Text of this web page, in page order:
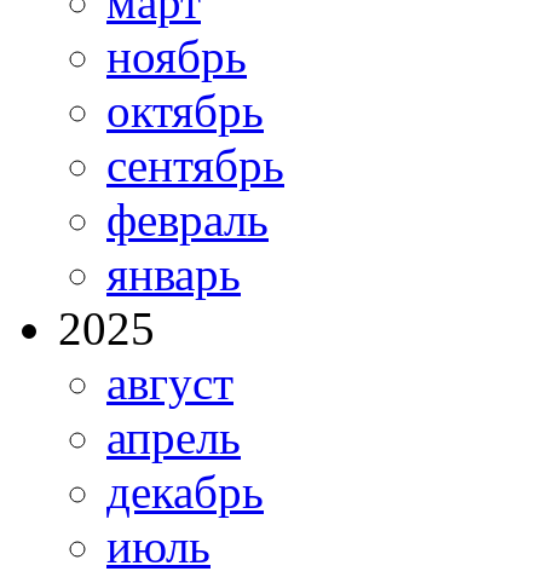
ноябрь
октябрь
сентябрь
февраль
январь
2025
август
апрель
декабрь
июль